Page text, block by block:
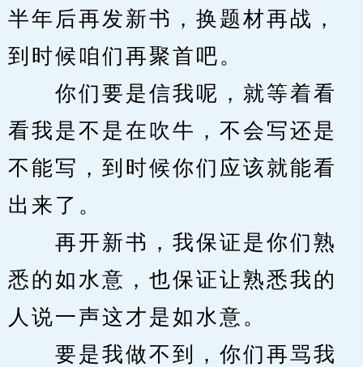
半年后再发新书，换题材再战，
到时候咱们再聚首吧。
你们要是信我呢，就等着看
看我是不是在吹牛，不会写还是
不能写，到时候你们应该就能看
出来了。
再开新书，我保证是你们熟
悉的如水意，也保证让熟悉我的
人说一声这才是如水意。
要是我做不到，你们再骂我